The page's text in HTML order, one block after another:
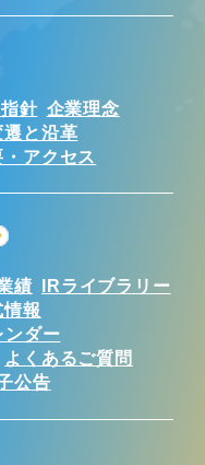
針 企業理念
遷と沿革
アクセス
績 IRライブラリー
報
ンダー
よくあるご質問
公告